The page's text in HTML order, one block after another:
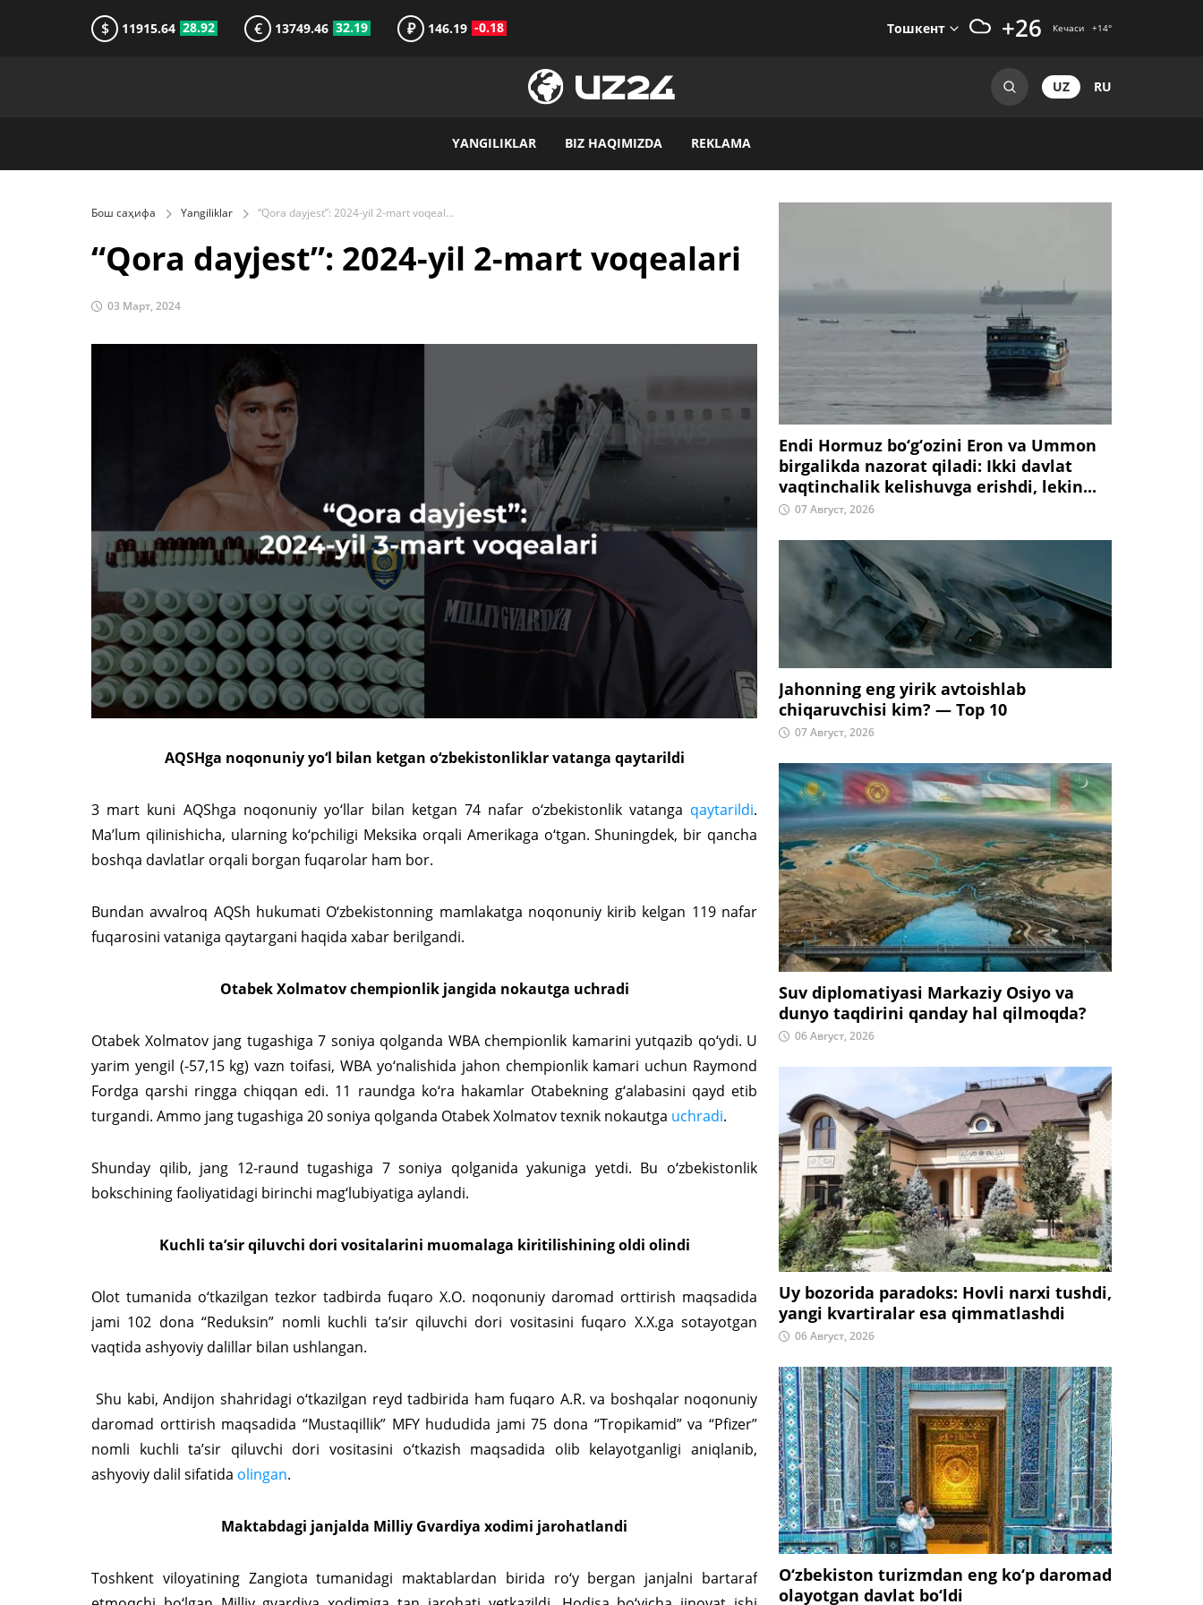
$ 11915.64 28.92 € 13749.46 32.19 ₽ 146.19 -0.18 Тошкент +26 Кечаси +14°
UZ RU
YANGILIKLAR BIZ HAQIMIZDA REKLAMA
Бош саҳифа Yangiliklar “Qora dayjest”: 2024-yil 2-mart voqealari
“Qora dayjest”: 2024-yil 2-mart voqealari
03 Март, 2024
AQSHga noqonuniy yo‘l bilan ketgan o‘zbekistonliklar vatanga qaytarildi
3 mart kuni AQShga noqonuniy yo‘llar bilan ketgan 74 nafar o‘zbekistonlik vatanga qaytarildi.
Ma’lum qilinishicha, ularning ko‘pchiligi Meksika orqali Amerikaga o‘tgan. Shuningdek, bir qancha
boshqa davlatlar orqali borgan fuqarolar ham bor.
Bundan avvalroq AQSh hukumati O‘zbekistonning mamlakatga noqonuniy kirib kelgan 119 nafar
fuqarosini vataniga qaytargani haqida xabar berilgandi.
Otabek Xolmatov chempionlik jangida nokautga uchradi
Otabek Xolmatov jang tugashiga 7 soniya qolganda WBA chempionlik kamarini yutqazib qo‘ydi. U
yarim yengil (-57,15 kg) vazn toifasi, WBA yo‘nalishida jahon chempionlik kamari uchun Raymond
Fordga qarshi ringga chiqqan edi. 11 raundga ko‘ra hakamlar Otabekning g‘alabasini qayd etib
turgandi. Ammo jang tugashiga 20 soniya qolganda Otabek Xolmatov texnik nokautga uchradi.
Shunday qilib, jang 12-raund tugashiga 7 soniya qolganida yakuniga yetdi. Bu o‘zbekistonlik
bokschining faoliyatidagi birinchi mag‘lubiyatiga aylandi.
Kuchli ta’sir qiluvchi dori vositalarini muomalaga kiritilishining oldi olindi
Olot tumanida o‘tkazilgan tezkor tadbirda fuqaro X.O. noqonuniy daromad orttirish maqsadida
jami 102 dona “Reduksin” nomli kuchli ta’sir qiluvchi dori vositasini fuqaro X.X.ga sotayotgan
vaqtida ashyoviy dalillar bilan ushlangan.
Shu kabi, Andijon shahridagi o‘tkazilgan reyd tadbirida ham fuqaro A.R. va boshqalar noqonuniy
daromad orttirish maqsadida “Mustaqillik” MFY hududida jami 75 dona “Tropikamid” va “Pfizer”
nomli kuchli ta’sir qiluvchi dori vositasini o‘tkazish maqsadida olib kelayotganligi aniqlanib,
ashyoviy dalil sifatida olingan.
Maktabdagi janjalda Milliy Gvardiya xodimi jarohatlandi
Toshkent viloyatining Zangiota tumanidagi maktablardan birida ro‘y bergan janjalni bartaraf
Endi Hormuz bo‘g‘ozini Eron va Ummon
birgalikda nazorat qiladi: Ikki davlat
vaqtinchalik kelishuvga erishdi, lekin...
07 Август, 2026
Jahonning eng yirik avtoishlab
chiqaruvchisi kim? — Top 10
07 Август, 2026
Suv diplomatiyasi Markaziy Osiyo va
dunyo taqdirini qanday hal qilmoqda?
06 Август, 2026
Uy bozorida paradoks: Hovli narxi tushdi,
yangi kvartiralar esa qimmatlashdi
06 Август, 2026
O‘zbekiston turizmdan eng ko‘p daromad
olayotgan davlat bo‘ldi